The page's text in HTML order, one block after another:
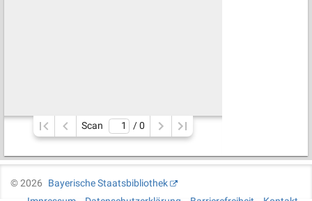
Scan / 0
©2026
Bayerische Staatsbibliothek